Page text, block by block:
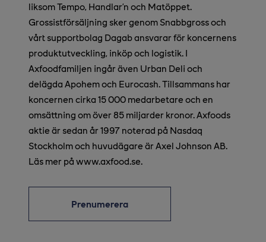
liksom Tempo, Handlar’n och Matöppet.
Grossistförsäljning sker genom Snabbgross och
vårt supportbolag Dagab ansvarar för koncernens
produktutveckling, inköp och logistik. I
Axfoodfamiljen ingår även Urban Deli och
delägda Apohem och Eurocash. Tillsammans har
koncernen cirka 15 000 medarbetare och en
omsättning om över 85 miljarder kronor. Axfoods
aktie är sedan år 1997 noterad på Nasdaq
Stockholm och huvudägare är Axel Johnson AB.
Läs mer på www.axfood.se.
Prenumerera